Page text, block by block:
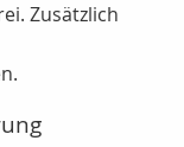
Zusätzlich